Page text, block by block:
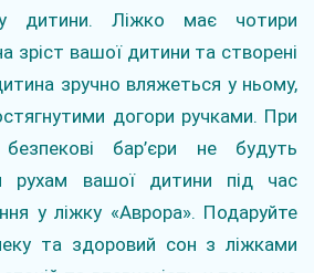
дитини. Ліжко має чотири
зріст вашої дитини та створені
зручно вляжеться у ньому,
догори ручками. При
бар’єри не будуть
рухам вашої дитини під час
у ліжку «Аврора». Подаруйте
та здоровий сон з ліжками